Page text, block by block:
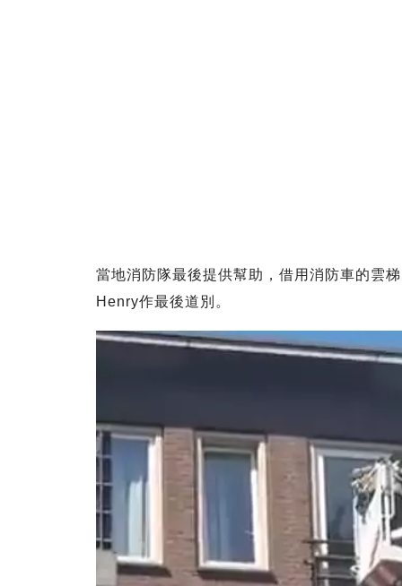
當地消防隊最後提供幫助，借用消防車的雲
Henry作最後道別。